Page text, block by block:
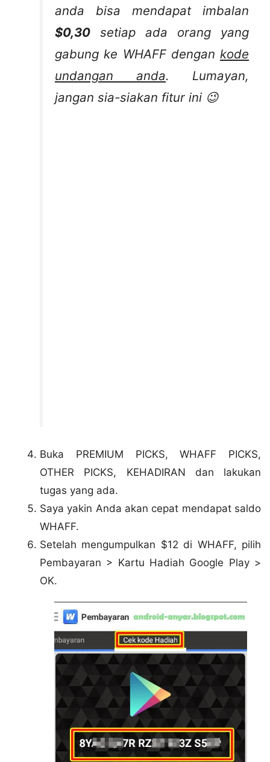
anda bisa mendapat imbalan
$0,30 setiap ada orang yang
gabung ke WHAFF dengan kode
undangan anda. Lumayan,
jangan sia-siakan fitur ini 😉
Buka PREMIUM PICKS, WHAFF PICKS,
OTHER PICKS, KEHADIRAN dan lakukan
tugas yang ada.
Saya yakin Anda akan cepat mendapat saldo
WHAFF.
Setelah mengumpulkan $12 di WHAFF, pilih
Pembayaran > Kartu Hadiah Google Play >
OK.